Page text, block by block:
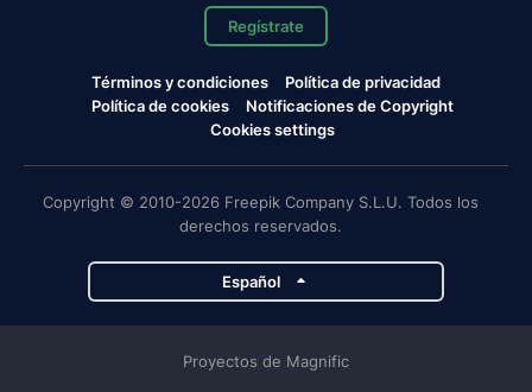
Regístrate
Términos y condiciones
Política de privacidad
Política de cookies
Notificaciones de Copyright
Cookies settings
Copyright © 2010-2026 Freepik Company S.L.U. Todos los
derechos reservados.
Español
Proyectos de Magnific